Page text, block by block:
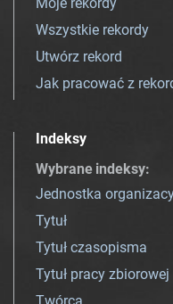
Wszystkie rekordy
Utwórz rekord
Jak pracować z
Indeksy
Wybrane indeksy:
Jednostka
Tytuł
Tytuł czasopisma
Tytuł pracy zbiorowej
Twórca